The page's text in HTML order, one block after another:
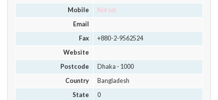
Mobile
Not set
Email
Fax
+880-2-9562524
Website
Postcode
Dhaka - 1000
Country
Bangladesh
State
0